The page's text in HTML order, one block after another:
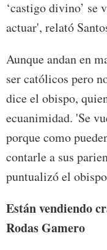
‘castigo divino’ se
actuar', relató
Aunque andan en
ser católicos pero
dice el obispo,
ecuanimidad. 'Se
porque como
contarle a sus
puntualizó el
Están vendiendo
Rodas Gamero